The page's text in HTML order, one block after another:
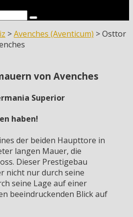
>Avenches (Aventicum) >Osttor
von Avenches
Superior
haben!
der beiden Haupttore in
langen Mauer, die
Dieser Prestigebau
nicht nur durch seine
seine Lage auf einer
beeindruckenden Blick auf